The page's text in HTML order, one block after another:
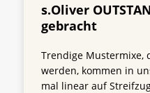
s.Oliver
gebracht
Trendige Mustermixe,
werden, kommen in
mal linear auf